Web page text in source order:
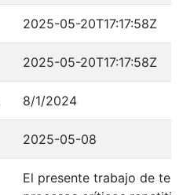
2025-05-20T17:17:58Z
2025-05-20T17:17:58Z
8/1/2024
2025-05-08
El presente trabajo de